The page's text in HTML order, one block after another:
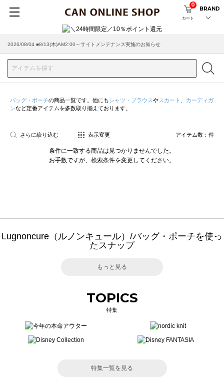
カート
0
BRAND
2026/08/04 ■8/13(木)AM2:00～サイトメンテナンス実施のお知らせ
バッグ・ポーチの商品一覧です。他にもシャツ・ブラウスやスカート
カーディガ
ンなど定番アイテムを多数取り揃えております。
さらに絞り込む 表示変更 アイテム数： 件
条件に一致する商品は見つかりませんでした。
お手数ですが、検索条件を変更してください。
Lugnoncure（ルノンキュール）/バッグ・ポーチを使っ
たスナップ
もっと見る
TOPICS
特集
特集一覧を見る